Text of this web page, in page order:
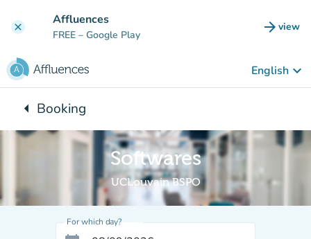
clear Affluences
FREE – Google Play arrow_forward view
(new
English keyboard_arrow_down
arrow_leftBack to:
Booking
Softwares
UCLouvain BSPO
For which day?